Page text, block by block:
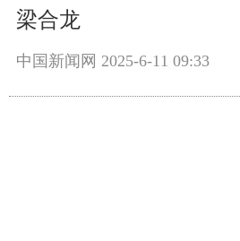
梁合龙
中国新闻网 2025-6-11 09:33